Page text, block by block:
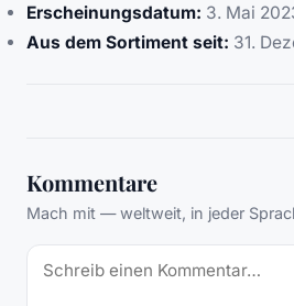
Erscheinungsdatum: 3. Mai
Aus dem Sortiment seit: 31.
Kommentare
Mach mit — weltweit, in jeder